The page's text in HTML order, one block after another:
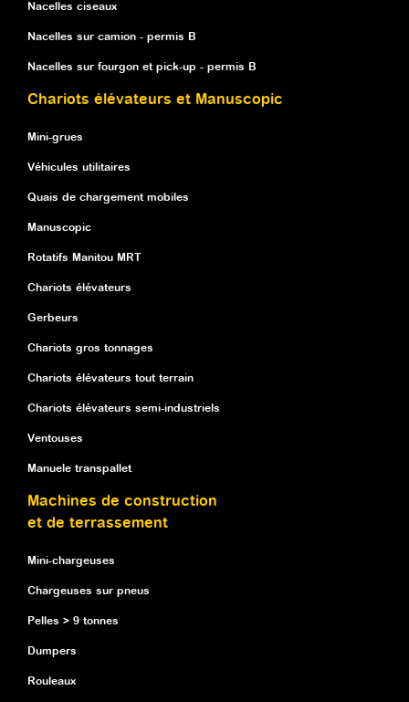
Nacelles ciseaux
Nacelles sur camion - permis B
Nacelles sur fourgon et pick-up - permis B
Chariots élévateurs et Manuscopic
Mini-grues
Véhicules utilitaires
Quais de chargement mobiles
Manuscopic
Rotatifs Manitou MRT
Chariots élévateurs
Gerbeurs
Chariots gros tonnages
Chariots élévateurs tout terrain
Chariots élévateurs semi-industriels
Ventouses
Manuele transpallet
Machines de construction
et de terrassement
Mini-chargeuses
Chargeuses sur pneus
Pelles > 9 tonnes
Dumpers
Rouleaux